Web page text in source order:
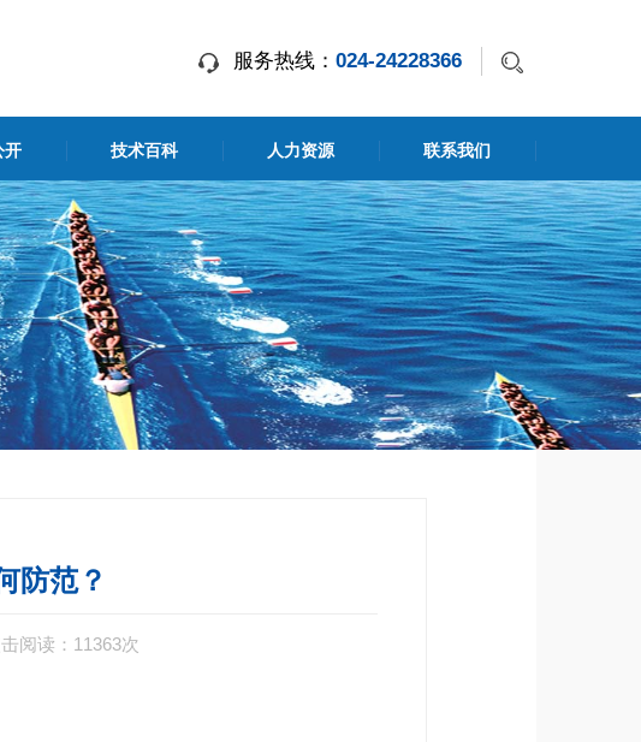
服务热线： 024-24228366
开 技术百科 人力资源 联系我们
防范？
阅读：11363次